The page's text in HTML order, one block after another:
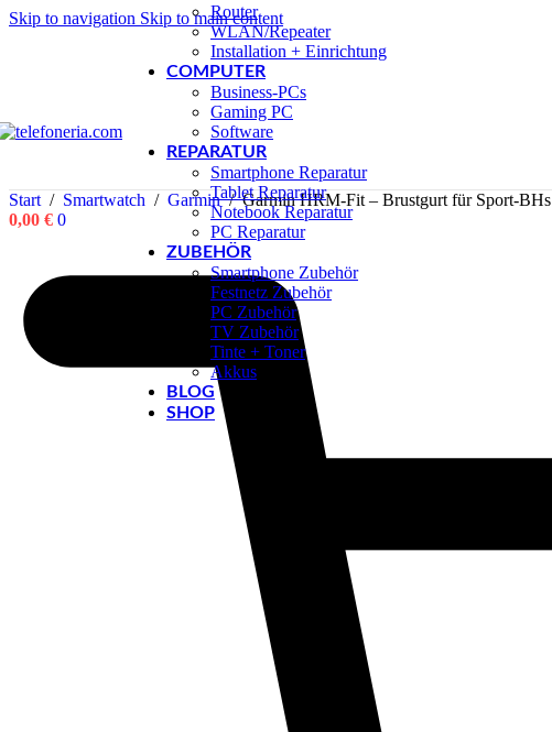
Skip to navigation Skip to main content
Router
WLAN/Repeater
Installation + Einrichtung
COMPUTER
Business-PCs
Gaming PC
Software
REPARATUR
Smartphone Reparatur
Tablet Reparatur
Notebook Reparatur
PC Reparatur
ZUBEHÖR
Smartphone Zubehör
Festnetz Zubehör
PC Zubehör
TV Zubehör
Tinte + Toner
Akkus
BLOG
SHOP
Start / Smartwatch / Garmin/ Garmin HRM-Fit – Brustgurt für Sport-BHs
0,00 € 0